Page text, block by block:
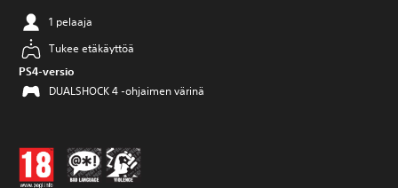
1 pelaaja
Tukee etäkäyttöä
PS4-versio
DUALSHOCK 4 -ohjaimen värinä